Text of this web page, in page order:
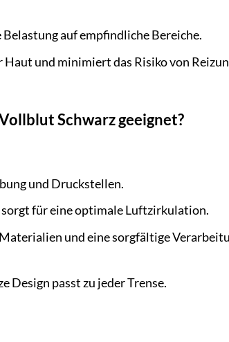
auf empfindliche Bereiche.
und minimiert das Risiko von
Schwarz geeignet?
und Druckstellen.
für eine optimale Luftzirkulation.
und eine sorgfältige
Design passt zu jeder Trense.